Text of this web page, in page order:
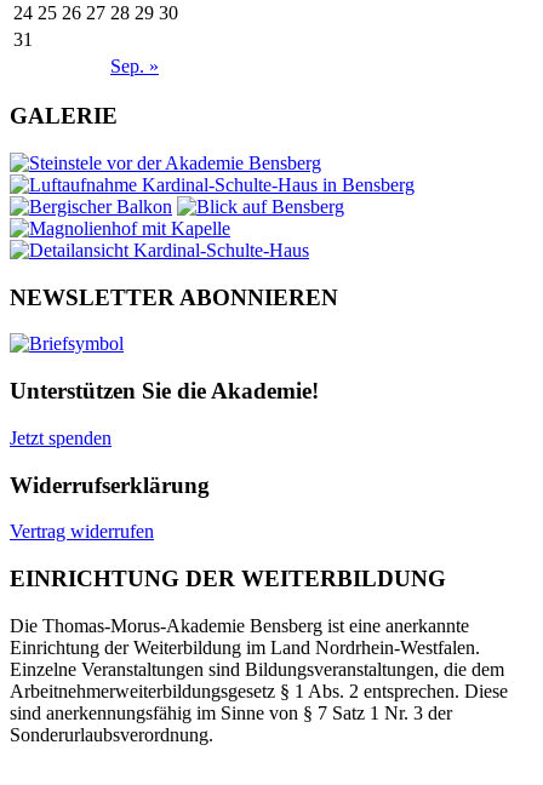
Sep. »
24 25 26 27 28 29 30
31
GALERIE
NEWSLETTER ABONNIEREN
Unterstützen Sie die Akademie!
Jetzt spenden
Widerrufserklärung
Vertrag widerrufen
EINRICHTUNG DER WEITERBILDUNG
Die Thomas-Morus-Akademie Bensberg ist eine anerkannte
Einrichtung der Weiterbildung im Land Nordrhein-Westfalen.
Einzelne Veranstaltungen sind Bildungsveranstaltungen, die dem
Arbeitnehmerweiterbildungsgesetz § 1 Abs. 2 entsprechen. Diese
sind anerkennungsfähig im Sinne von § 7 Satz 1 Nr. 3 der
Sonderurlaubsverordnung.